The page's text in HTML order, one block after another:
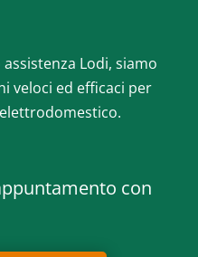
Lodi, siamo
veloci ed efficaci per
con